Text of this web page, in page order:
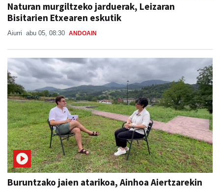
Naturan murgiltzeko jarduerak, Leizaran
Bisitarien Etxearen eskutik
Aiurri abu 05, 08:30 ANDOAIN
Buruntzako jaien atarikoa, Ainhoa Aiertzarekin